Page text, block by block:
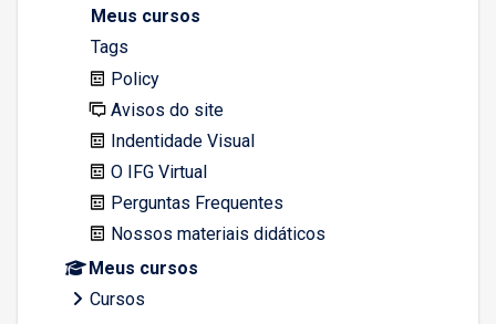
Meus cursos
Tags
Policy
Avisos do site
Indentidade Visual
O IFG Virtual
Perguntas Frequentes
Nossos materiais didáticos
Meus cursos
Cursos